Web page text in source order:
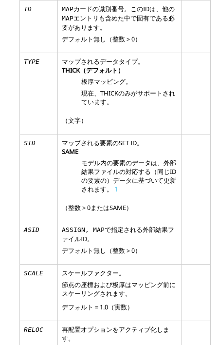
ID MAPカードの識別番号。このIDは、他の
MAPエントリも含めた中で固有である必
要があります。
デフォルト無し（整数 > 0）
TYPE
マップされるデータタイプ。
THICK（デフォルト）
板厚マッピング。
現在、 THICKのみがサポートされ
ています。
（文字）
SID
マップされる要素のSET ID。
SAME
モデル内の要素のデータは、外部
結果ファイルの対応する（同じID
の要素の）データに基づいて更新
されます。 1
（整数 > 0またはSAME）
ASID ASSIGN, MAPで指定される外部結果フ
ァイルID。
デフォルト無し（整数 > 0）
SCALE
スケールファクター。
節点の座標および板厚はマッピング前に
スケーリングされます。
デフォルト = 1.0（実数）
RELOC
再配置オプションをアクティブ化しま
す。